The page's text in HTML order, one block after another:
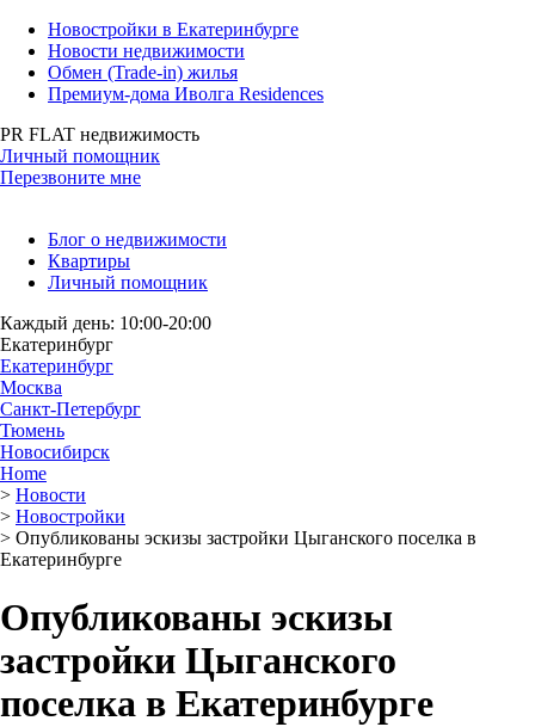
Новостройки в Екатеринбурге
Новости недвижимости
Обмен (Trade-in) жилья
Премиум-дома Иволга Residences
PR FLAT недвижимость
Личный помощник
Перезвоните мне
Блог о недвижимости
Квартиры
Личный помощник
Каждый день: 10:00-20:00
Екатеринбург
Екатеринбург
Москва
Санкт-Петербург
Тюмень
Новосибирск
Home
> Новости
> Новостройки
> Опубликованы эскизы застройки Цыганского поселка в
Екатеринбурге
Опубликованы эскизы
застройки Цыганского
поселка в Екатеринбурге